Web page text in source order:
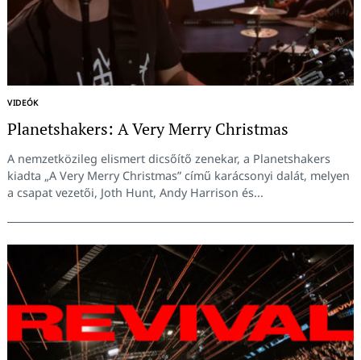
VIDEÓK
Planetshakers: A Very Merry Christmas
A nemzetközileg elismert dicsőítő zenekar, a Planetshakers
kiadta „A Very Merry Christmas” című karácsonyi dalát, melyen
a csapat vezetői, Joth Hunt, Andy Harrison és...